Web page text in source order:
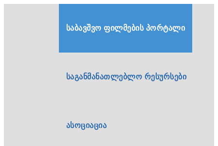
საბავშვო ფილმების პორტალი
საგანმანათლებლო რესურსები
ასოციაცია